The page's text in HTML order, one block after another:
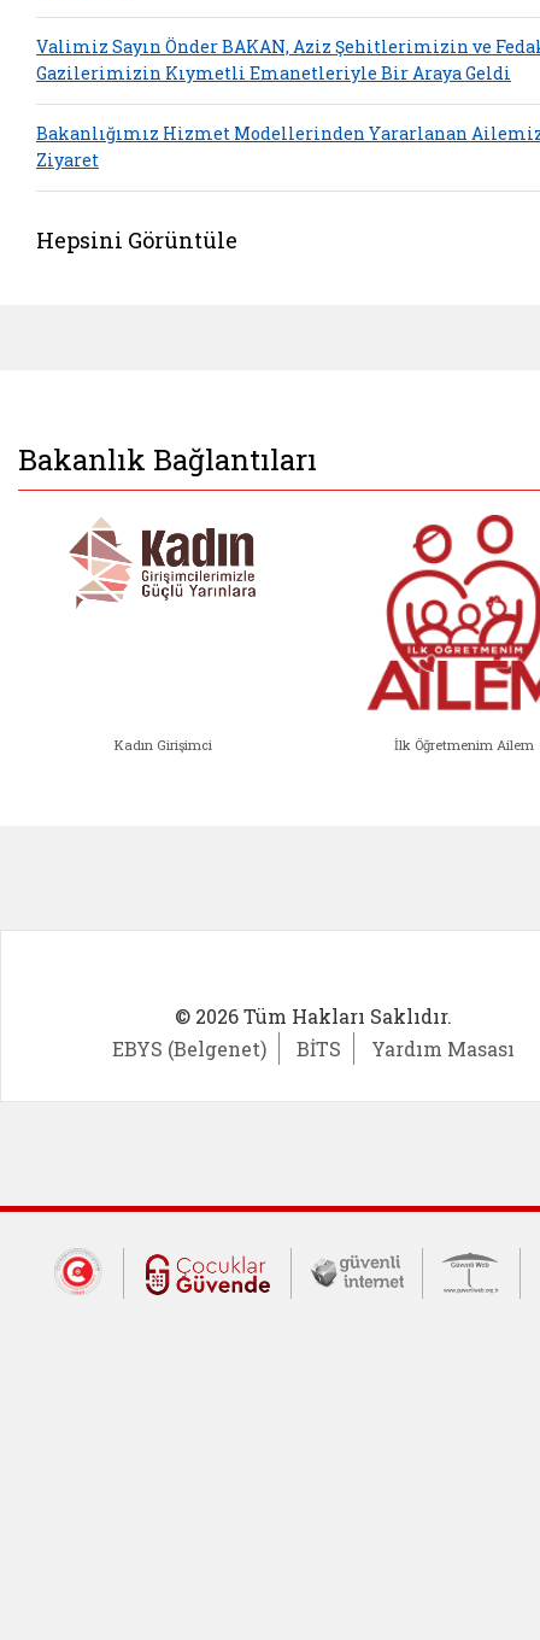
Valimiz Sayın Önder BAKAN, Aziz Şehitlerimizin ve
Gazilerimizin Kıymetli Emanetleriyle Bir Araya Geldi
Bakanlığımız Hizmet Modellerinden Yararlanan
Ziyaret
Hepsini Görüntüle
Bakanlık Bağlantıları
Kadın Girişimci İlk Öğretmenim Ailem
© 2026 Tüm Hakları Saklıdır.
EBYS (Belgenet)
BİTS Yardım Masası
Dış Bağlantılar
Cumhurbaşkanlığı İletişim Merkezi
Çocuklar Güvende (yeni
Güvenli